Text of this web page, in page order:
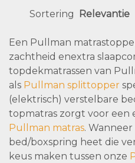
Sortering Relevantie
Een Pullman
zachtheid enextra
topdekmatrassen van
als Pullman splittopper
(elektrisch) verstelbare
topmatras zorgt voor een
Pullman matras.
bed/boxspring heet die
keus maken tussen onze